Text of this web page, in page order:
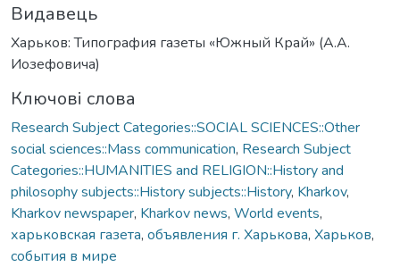
Видавець
Харьков: Типография газеты «Южный Край» (А.А.
Иозефовича)
Ключові слова
Research Subject Categories::SOCIAL SCIENCES::Other
social sciences::Mass communication, Research Subject
Categories::HUMANITIES and RELIGION::History and
philosophy subjects::History subjects::History, Kharkov,
Kharkov newspaper, Kharkov news, World events,
харьковская газета, объявления г. Харькова, Харьков,
события в мире